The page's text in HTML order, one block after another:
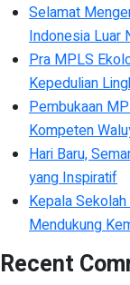
Selamat
Indonesia Luar
Pra MPLS
Kepedulian
Pembukaan
Kompeten
Hari Baru,
yang Inspiratif
Kepala
Mendukung
Recent